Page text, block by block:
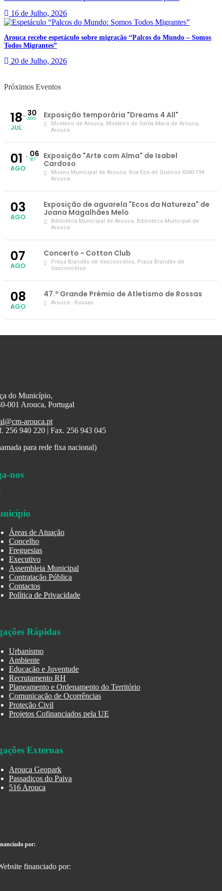
16 de Julho, 2026
Arouca recebe espetáculo sobre migração “Palcos do Mundo – Somos
Todos Migrantes”
20 de Julho, 2026
Próximos Eventos
18
JUL
30
AGO Exposição temporária "Dreams 4 All"
Mosteiro de Arouca, Mosteiro de Santa Maria de Arouca,
Arouca
01
AGO
06
SET
Exposição "Arte com Alma" de Isabel
Cardoso
Museu Municipal de Arouca, Rua Eça de Queirós 4540-194
Arouca
03
AGO
Exposição de aguarela "Ecos da Natureza" de
Joana Magalhães Melo
Biblioteca Municipal de Arouca, Biblioteca Municipal de
Arouca
07
AGO
Concerto - Cotton Club
Praça Brandão de Vasconcelos, Praça Brandão de
Vasconcelos
08
AGO
47.º Grande Prémio de Atletismo de Rossas
Arouca - Rossas
do Município,
001 Arouca, Portugal
arouca.pt
256 940 220 | Fax. 256 943 045
para rede fixa nacional)
nos
Áreas de Atuação
Concelho
Freguesias
Executivo
Assembleia Municipal
Contratação Pública
Contactos
Política de Privacidade
Rápidas
Urbanismo
Ambiente
Educação e Juventude
Recrutamento RH
Planeamento e Ordenamento do Território
Comunicação de Ocorrências
Proteção Civil
Projetos Cofinanciados pela UE
Externas
Arouca Geopark
Passadiços do Paiva
516 Arouca
por: